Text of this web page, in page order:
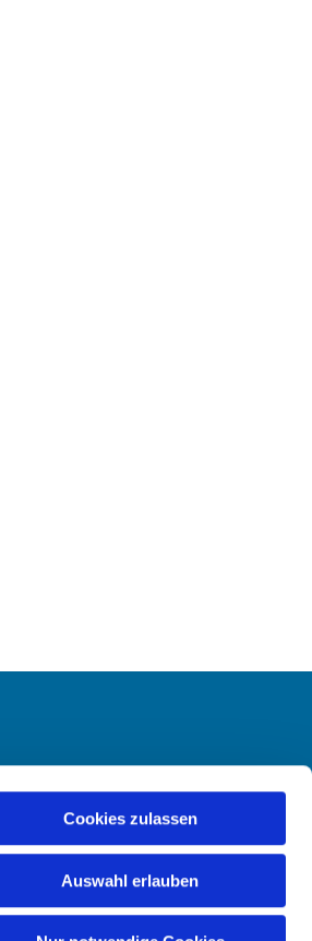
Cookies zulassen
Auswahl erlauben